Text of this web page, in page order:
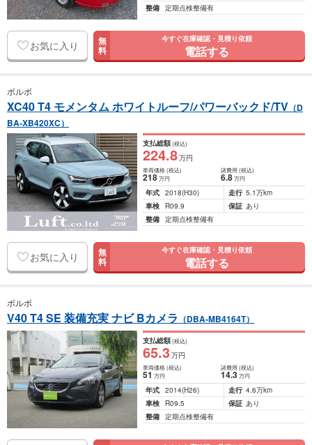
整備 定期点検整備有
お気に入り 無
料
今すぐ在庫確認・見積り依頼
電話する
ボルボ
XC40 T4 モメンタム ホワイトルーフ/パワーバックド/TV （D
BA-XB420XC）
支払総額(税込)
224.8万円
車両価格(税込)
218万円
諸費用 (税込)
6.8 万円
年式 2018(H30) 走行 5.1万km
車検
R09.9 保証 あり
整備 定期点検整備有
お気に入り 無
料
今すぐ在庫確認・見積り依頼
電話する
ボルボ
V40 T4 SE 装備充実 ナビ Bカメラ （DBA-MB4164T）
支払総額(税込)
65.3万円
車両価格(税込)
51万円
諸費用 (税込)
14.3 万円
年式 2014(H26) 走行 4.6万km
車検
R09.5 保証 あり
整備 定期点検整備有